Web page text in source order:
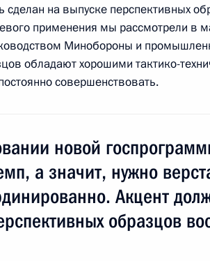
и общественной
создание зон
правовым режимом в целях
защищённости объектов
сделан на выпуске перспективных
применения мы рассмотрели в
Минобороны и
обладают хорошими тактико-
совершенствовать.
новой
а значит, нужно
Акцент
образцов